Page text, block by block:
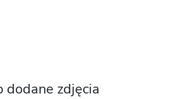
dodane zdjęcia